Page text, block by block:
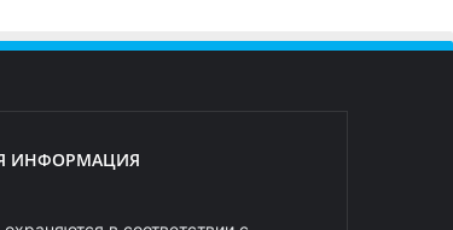
ИНФОРМАЦИЯ